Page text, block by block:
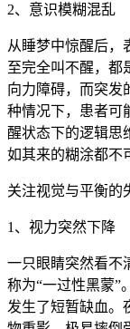
2、意识模糊混乱
从睡梦中惊醒后，
至完全叫不醒，都
向力障碍，而突发
种情况下，患者可
醒状态下的逻辑思
如其来的糊涂都不
关注视觉与平衡的
1、视力突然下降
一只眼睛突然看不
称为“一过性黑蒙”
发生了短暂缺血。